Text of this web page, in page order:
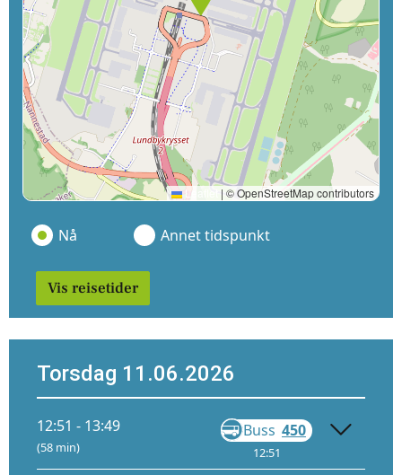
Leaflet | © OpenStreetMap contributors
Nå Annet tidspunkt
Vis reisetider
Torsdag 11.06.2026
12:51 - 13:49
(58 min)
Buss 450
12:51